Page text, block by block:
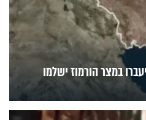
במצר הורמוז ישלמו